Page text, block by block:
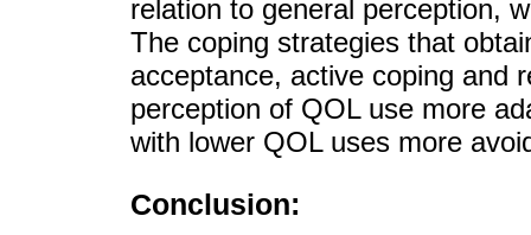
relation to general perception,
The coping strategies that
acceptance, active coping and
perception of QOL use more
with lower QOL uses more
Conclusion: